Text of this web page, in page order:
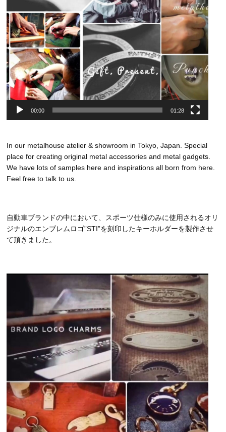
00:00 01:28
In our metalhouse atelier & showroom in Tokyo, Japan. Special
place for creating original metal accessories and metal gadgets.
We have lots of samples here and inspirations all born from here.
Feel free to talk to us.
自動車ブランドの中において、スポーツ仕様のみに使用されるオリ
ジナルのエンブレムロゴ”STI”を刻印したキーホルダーを製作させ
て頂きました。